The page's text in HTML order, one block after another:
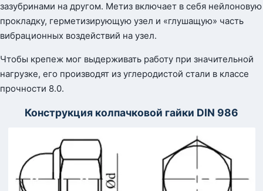
зазубринами на другом. Метиз включает в себя нейлоновую
прокладку, герметизирующую узел и «глушащую» часть
вибрационных воздействий на узел.
Чтобы крепеж мог выдерживать работу при значительной
нагрузке, его производят из углеродистой стали в классе
прочности 8.0.
Конструкция колпачковой гайки DIN 986